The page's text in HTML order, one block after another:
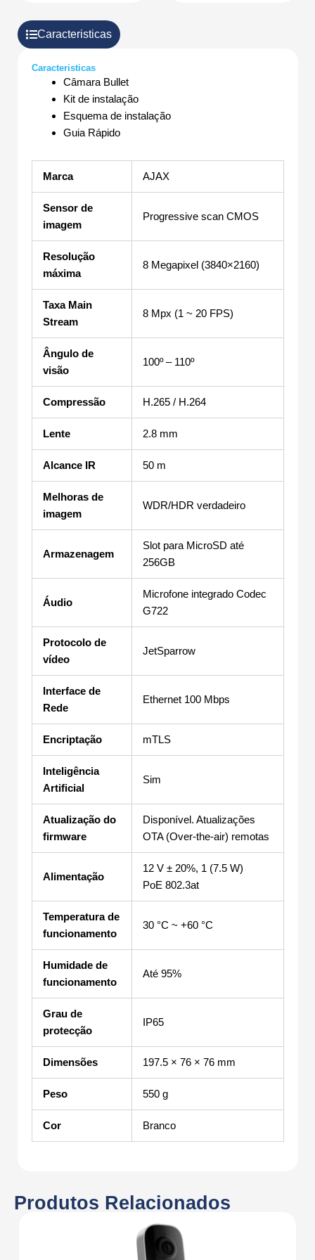
Caracteristicas
Caracteristicas
Câmara Bullet
Kit de instalação
Esquema de instalação
Guia Rápido
Marca AJAX
Sensor de
imagem
Progressive scan CMOS
Resolução
máxima
8 Megapixel (3840×2160)
Taxa Main
Stream
8 Mpx (1 ~ 20 FPS)
Ângulo de
visão
100º – 110º
Compressão H.265 / H.264
Lente 2.8 mm
Alcance IR 50 m
Melhoras de
imagem
WDR/HDR verdadeiro
Armazenagem
Slot para MicroSD até
256GB
Áudio
Microfone integrado Codec
G722
Protocolo de
vídeo
JetSparrow
Interface de
Rede
Ethernet 100 Mbps
Encriptação mTLS
Inteligência
Artificial
Sim
Atualização do
firmware
Disponível. Atualizações
OTA (Over-the-air) remotas
Alimentação
12 V ± 20%, 1 (7.5 W)
PoE 802.3at
Temperatura de
funcionamento
30 °C ~ +60 °C
Humidade de
funcionamento
Até 95%
Grau de
protecção
IP65
Dimensões 197.5 × 76 × 76 mm
Peso 550 g
Cor Branco
Produtos Relacionados